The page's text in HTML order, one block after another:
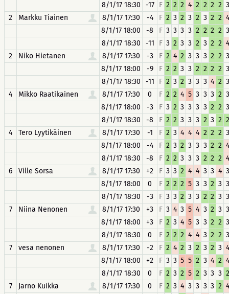
8/1/17 18:30
-17 F 2 2 2 4 2 2 2 2 3
2
Markku Tiainen 8/1/17 17:30 -4 F 2 3 2 3 2 3 2 2 4
8/1/17 18:00
-8 F 3 3 3 3 2 2 2 2 3
8/1/17 18:30
-11 F 3 2 3 3 2 3 2 2 4
2
Niko Hietanen 8/1/17 17:30 -3 F 2 4 2 3 3 3 2 2 3
8/1/17 18:00
-9 F 2 2 3 3 2 2 2 2 3
8/1/17 18:30
-11 F 2 3 2 3 3 3 4 2 3
4
Mikko Raatikainen 8/1/17 17:30 0 F 2 2 4 5 3 3 3 2 3
8/1/17 18:00
-3 F 3 2 3 3 3 3 2 2 3
8/1/17 18:30
-8 F 2 2 3 3 3 2 3 2 2
4
Tero Lyytikäinen 8/1/17 17:30 -1 F 2 3 4 4 4 2 2 2 3
8/1/17 18:00
-4 F 2 3 2 3 3 3 2 2 4
8/1/17 18:30
-8 F 2 2 3 3 3 2 2 2 4
6
Ville Sorsa 8/1/17 17:30 +2 F 3 3 2 4 4 3 3 4 3
8/1/17 18:00
0 F 2 2 2 5 3 3 2 3 3
8/1/17 18:30
-3 F 3 3 2 3 3 2 2 3 3
7
Niina Nenonen 8/1/17 17:30 +3 F 3 4 3 5 4 3 2 3 3
8/1/17 18:00
+3 F 2 3 4 5 3 3 2 2 3
8/1/17 18:30
0 F 2 2 2 4 4 3 2 2 3
7
vesa nenonen 8/1/17 17:30 -2 F 2 4 2 3 2 3 2 3 4
8/1/17 18:00
+2 F 3 3 5 5 2 3 4 2 4
8/1/17 18:30
0 F 2 3 2 5 2 3 3 3 2
7
Jarno Kuikka 8/1/17 17:30 0 F 2 3 4 3 3 3 3 2 4